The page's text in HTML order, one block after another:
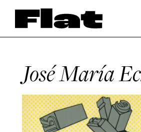
José María